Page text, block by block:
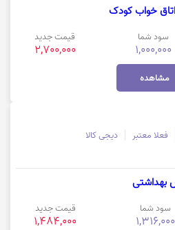
سود شما
1,000,000
قیمت جدید
2,700,000
مشاهده
فعلا معتبر دیجی کالا
سود شما
1,316,000
قیمت جدید
1,484,000